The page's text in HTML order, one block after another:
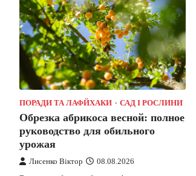
ПОРАДИ ТА ЛАФЙХАКИ САД І РОСЛИНИ
Обрезка абрикоса весной: полное
руководство для обильного
урожая
Лисенко Віктор 08.08.2026